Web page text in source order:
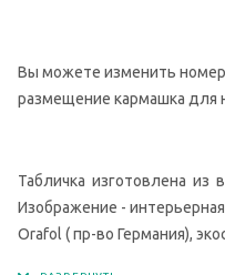
Вы можете изменить номер
размещение кармашка для
Табличка изготовлена из
Изображение -
Orafol ( пр-во Германия),